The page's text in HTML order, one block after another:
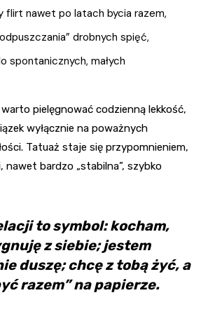
flirt nawet po latach bycia razem,
drobnych spięć,
spontanicznych, małych
pielęgnować codzienną lekkość,
wyłącznie na poważnych
Tatuaż staje się przypomnieniem,
nawet bardzo „stabilna”, szybko
to symbol: kocham,
z siebie; jestem
duszę; chcę z tobą żyć, a
razem” na papierze.